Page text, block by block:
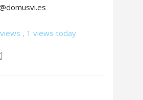
, 1 views today